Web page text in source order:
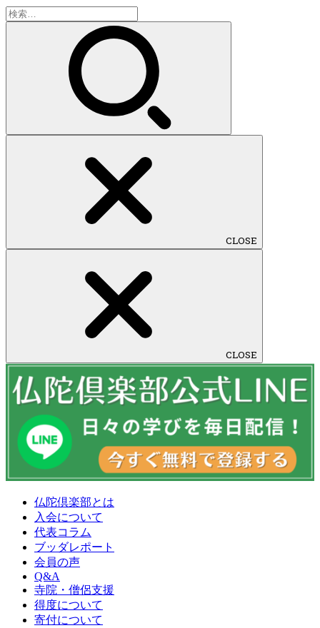
検
索:
CLOSE
CLOSE
仏陀倶楽部とは
入会について
代表コラム
ブッダレポート
会員の声
Q&A
寺院・僧侶支援
得度について
寄付について